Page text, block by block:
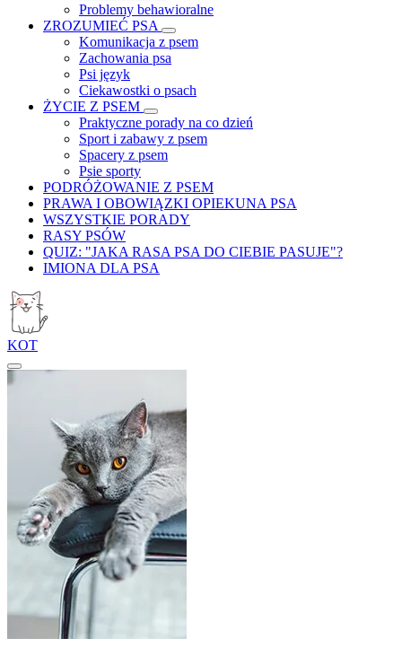
Problemy behawioralne
ZROZUMIEĆ PSA
Komunikacja z psem
Zachowania psa
Psi język
Ciekawostki o psach
ŻYCIE Z PSEM
Praktyczne porady na co dzień
Sport i zabawy z psem
Spacery z psem
Psie sporty
PODRÓŻOWANIE Z PSEM
PRAWA I OBOWIĄZKI OPIEKUNA PSA
WSZYSTKIE PORADY
RASY PSÓW
QUIZ: "JAKA RASA PSA DO CIEBIE PASUJE"?
IMIONA DLA PSA
KOT